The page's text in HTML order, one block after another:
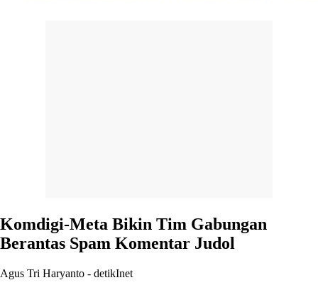
Komdigi-Meta Bikin Tim Gabungan
Berantas Spam Komentar Judol
Agus Tri Haryanto - detikInet